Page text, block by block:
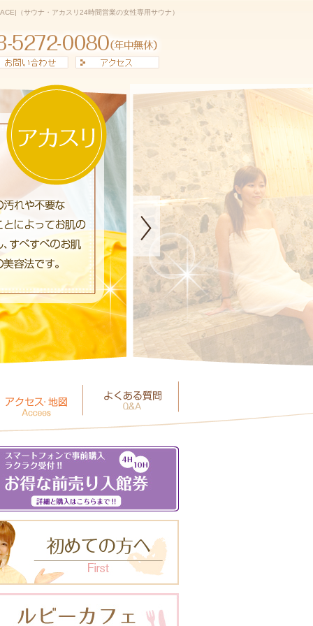
（サウナ・アカスリ24時間営業の女性専用サウナ）